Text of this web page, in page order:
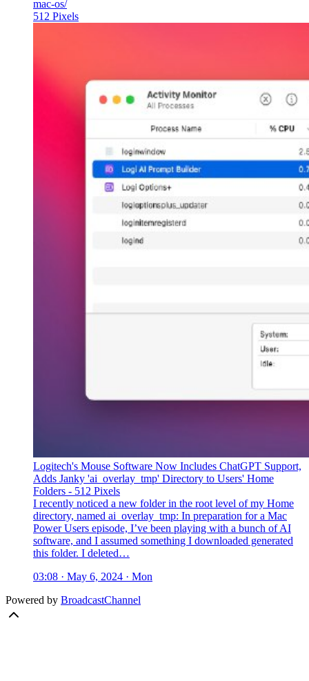
mac-os/
512 Pixels
Logitech's Mouse Software Now Includes ChatGPT Support,
Adds Janky 'ai_overlay_tmp' Directory to Users' Home
Folders - 512 Pixels
I recently noticed a new folder in the root level of my Home
directory, named ai_overlay_tmp: In preparation for a Mac
Power Users episode, I’ve been playing with a bunch of AI
software, and I assumed something I downloaded generated
this folder. I deleted…
03:08 · May 6, 2024 · Mon
Powered by BroadcastChannel